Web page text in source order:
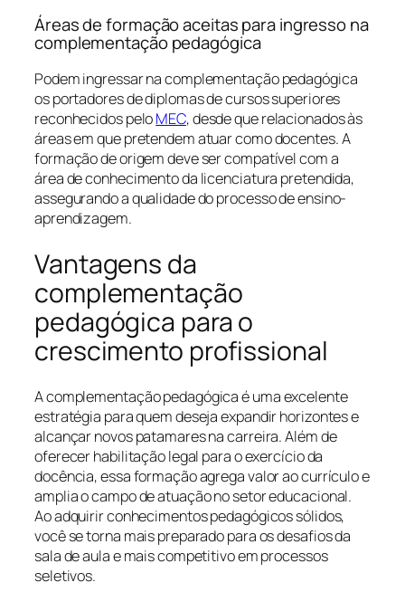
Áreas de formação aceitas para ingresso na
complementação pedagógica
Podem ingressar na complementação pedagógica
os portadores de diplomas de cursos superiores
reconhecidos peloMEC, desde que relacionados às
áreas em que pretendem atuar como docentes. A
formação de origem deve ser compatível com a
área de conhecimento da licenciatura pretendida,
assegurando a qualidade do processo de ensino-
aprendizagem.
Vantagens da
complementação
pedagógica para o
crescimento profissional
A complementação pedagógica é uma excelente
estratégia para quem deseja expandir horizontes e
alcançar novos patamares na carreira. Além de
oferecer habilitação legal para o exercício da
docência, essa formação agrega valor ao currículo e
amplia o campo de atuação no setor educacional.
Ao adquirir conhecimentos pedagógicos sólidos,
você se torna mais preparado para os desafios da
sala de aula e mais competitivo em processos
seletivos.